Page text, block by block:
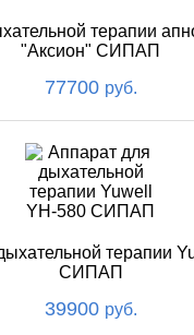
терапии
"Аксион" СИПАП
77700 руб.
терапии
СИПАП
39900 руб.